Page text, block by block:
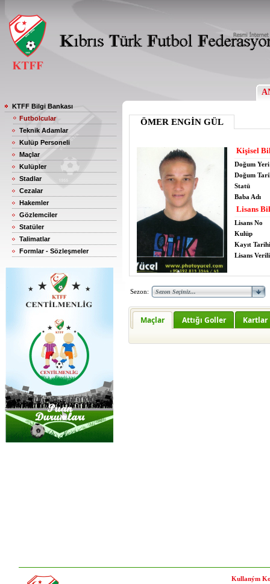
KTFF Bilgi Bankası
Futbolcular
Teknik Adamlar
Kulüp Personeli
Maçlar
Kulüpler
Stadlar
Cezalar
Hakemler
Gözlemciler
Statüler
Talimatlar
Formlar - Sözleşmeler
ÖMER ENGİN GÜL
Kişisel
Doğum Yeri
Doğum
Statü
Baba Adı
Lisans
Lisans No
Kulüp
Kayıt Tarihi
Lisans
Sezon:
Maçlar Attığı Goller Kartlar
Kullaným